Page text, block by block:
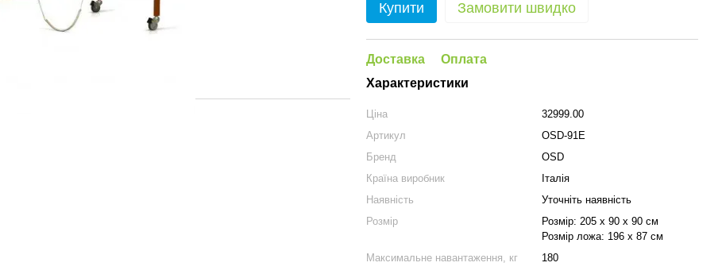
Купити Замовити швидко
Доставка
Оплата
Характеристики
Ціна
32999.00
Артикул
OSD-91E
Бренд
OSD
Країна виробник
Італія
Наявність
Уточніть наявність
Розмір
Розмір: 205 х 90 х 90 см
Розмір ложа: 196 х 87 см
Максимальне навантаження, кг
180